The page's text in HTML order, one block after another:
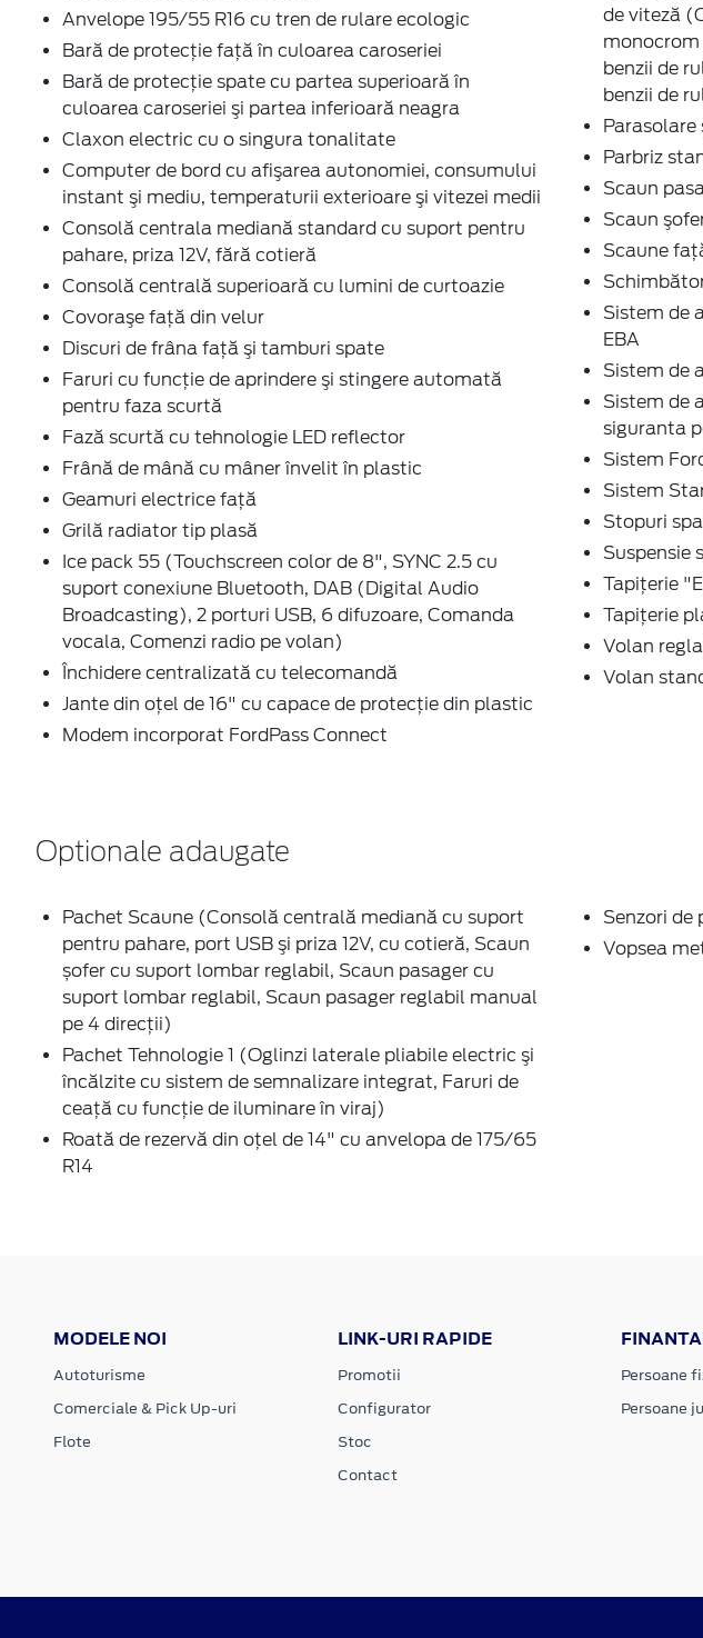
Anvelope 195/55 R16 cu tren de rulare ecologic
Bară de protecţie faţă în culoarea caroseriei
Bară de protecţie spate cu partea superioară în
culoarea caroseriei şi partea inferioară neagra
Claxon electric cu o singura tonalitate
Computer de bord cu afişarea autonomiei, consumului
instant şi mediu, temperaturii exterioare şi vitezei medii
Consolă centrala mediană standard cu suport pentru
pahare, priza 12V, fără cotieră
Consolă centrală superioară cu lumini de curtoazie
Covoraşe faţă din velur
Discuri de frâna faţă şi tamburi spate
Faruri cu funcţie de aprindere şi stingere automată
pentru faza scurtă
Fază scurtă cu tehnologie LED reflector
Frână de mână cu mâner învelit în plastic
Geamuri electrice faţă
Grilă radiator tip plasă
Ice pack 55 (Touchscreen color de 8", SYNC 2.5 cu
suport conexiune Bluetooth, DAB (Digital Audio
Broadcasting), 2 porturi USB, 6 difuzoare, Comanda
vocala, Comenzi radio pe volan)
Închidere centralizată cu telecomandă
Jante din oţel de 16" cu capace de protecţie din plastic
Modem incorporat FordPass Connect
de viteză
monocrom
benzii de
benzii de
Parasolare
Parbriz
Scaun
Scaun
Scaune
Sistem de
EBA
Sistem de
Sistem de
siguranta
Sistem
Sistem
Stopuri
Suspensie
Tapiţerie
Tapiţerie
Volan
Volan
Optionale adaugate
Pachet Scaune (Consolă centrală mediană cu suport
pentru pahare, port USB şi priza 12V, cu cotieră, Scaun
șofer cu suport lombar reglabil, Scaun pasager cu
suport lombar reglabil, Scaun pasager reglabil manual
pe 4 direcţii)
Pachet Tehnologie 1 (Oglinzi laterale pliabile electric şi
încălzite cu sistem de semnalizare integrat, Faruri de
ceaţă cu funcţie de iluminare în viraj)
Roată de rezervă din oţel de 14" cu anvelopa de 175/65
R14
Senzori de
Vopsea
MODELE NOI
Autoturisme
Comerciale & Pick Up-uri
Flote
LINK-URI RAPIDE
Promotii
Configurator
Stoc
Contact
Persoane
Persoane